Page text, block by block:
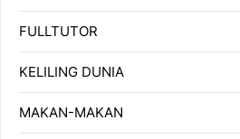
FULLTUTOR
KELILING DUNIA
MAKAN-MAKAN